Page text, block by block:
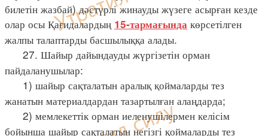
билетін жазбай) дәстүрлі жинауды жүзеге асырған кезде
олар осы Қағидалардың 15-тармағында көрсетілген
жалпы талаптарды басшылыққа алады.
27. Шайыр дайындауды жүргізетін орман
пайдаланушылар:
1) шайыр сақталатын аралық қоймаларды тез
жанатын материалдардан тазартылған алаңдарда;
2) мемлекеттік орман иеленушілермен келісім
бойынша шайыр сақталатын негізгі қоймаларды тез